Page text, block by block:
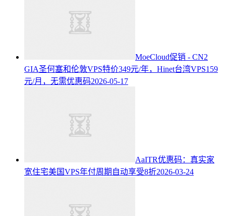
MoeCloud促销 - CN2
GIA圣何塞和伦敦VPS特价349元/年，Hinet台湾VPS159
元/月，无需优惠码2026-05-17
AaITR优惠码：真实家
宽住宅美国VPS年付周期自动享受8折2026-03-24